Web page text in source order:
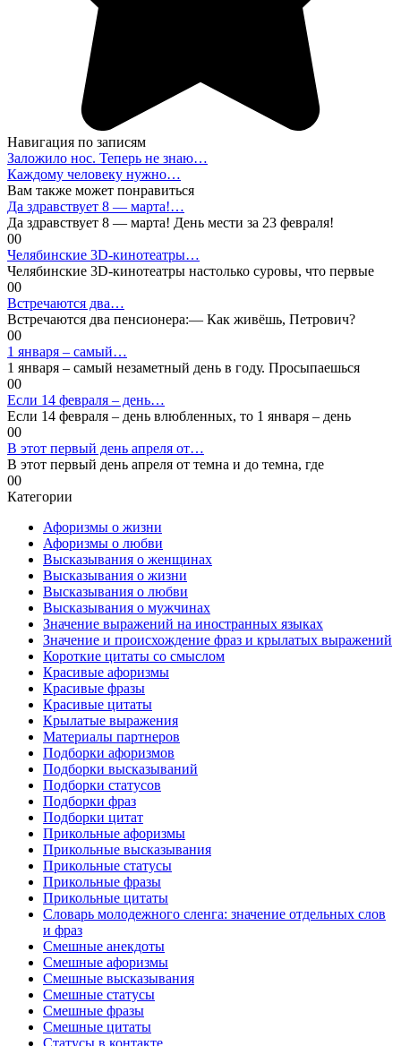
Навигация по записям
Заложило нос. Теперь не знаю…
Каждому человеку нужно…
Вам также может понравиться
Да здравствует 8 — марта!…
Да здравствует 8 — марта! День мести за 23 февраля!
00
Челябинские 3D-кинотеатры…
Челябинские 3D-кинотеатры настолько суровы, что первые
00
Встречаются два…
Встречаются два пенсионера:— Как живёшь, Петрович?
00
1 января – самый…
1 января – самый незаметный день в году. Просыпаешься
00
Если 14 февраля – день…
Если 14 февраля – день влюбленных, то 1 января – день
00
В этот первый день апреля от…
В этот первый день апреля от темна и до темна, где
00
Категории
Афоризмы о жизни
Афоризмы о любви
Высказывания о женщинах
Высказывания о жизни
Высказывания о любви
Высказывания о мужчинах
Значение выражений на иностранных языках
Значение и происхождение фраз и крылатых выражений
Короткие цитаты со смыслом
Красивые афоризмы
Красивые фразы
Красивые цитаты
Крылатые выражения
Материалы партнеров
Подборки афоризмов
Подборки высказываний
Подборки статусов
Подборки фраз
Подборки цитат
Прикольные афоризмы
Прикольные высказывания
Прикольные статусы
Прикольные фразы
Прикольные цитаты
Словарь молодежного сленга: значение отдельных слов
и фраз
Смешные анекдоты
Смешные афоризмы
Смешные высказывания
Смешные статусы
Смешные фразы
Смешные цитаты
Статусы в контакте